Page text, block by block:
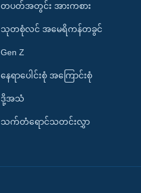
တပတ်အတွင်း အားကစား
သုတစုံလင် အမေရိကန်တခွင်
Gen Z
နေရာပေါင်းစုံ အကြောင်းစုံ
ဒို့အသံ
သက်တံရောင်သတင်းလွှာ